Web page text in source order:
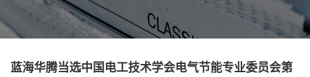
蓝海华腾当选中国电工技术学会电气节能专业委员会第